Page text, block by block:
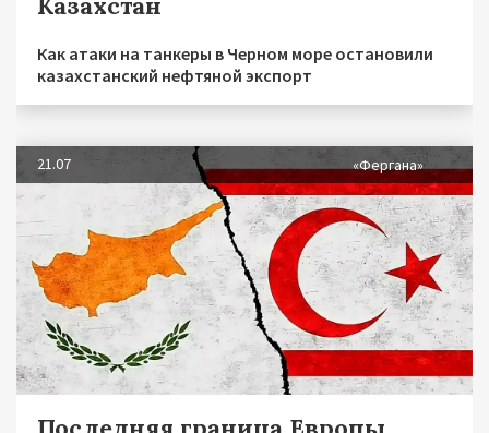
Как атаки на танкеры в Черном море остановили
казахстанский нефтяной экспорт
21.07 «Фергана»